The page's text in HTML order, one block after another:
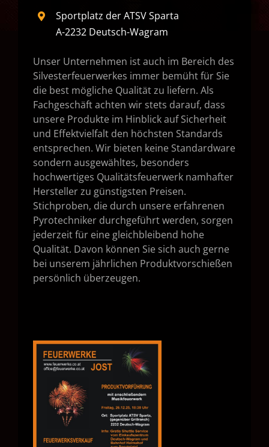
Sportplatz der ATSV Sparta
A-2232 Deutsch-Wagram
Unser Unternehmen ist auch im Bereich des
Silvesterfeuerwerkes immer bemüht für Sie
die best mögliche Qualität zu liefern. Als
Fachgeschäft achten wir stets darauf, dass
unsere Produkte im Hinblick auf Sicherheit
und Effektvielfalt den höchsten Standards
entsprechen. Wir bieten keine Standardware
sondern ausgewähltes, besonders
hochwertiges Qualitätsfeuerwerk namhafter
Hersteller zu günstigsten Preisen.
Stichproben, die durch unsere erfahrenen
Pyrotechniker durchgeführt werden, sorgen
jederzeit für eine gleichbleibend hohe
Qualität. Davon können Sie sich auch gerne
bei unserem jährlichen Produktvorschießen
persönlich überzeugen.